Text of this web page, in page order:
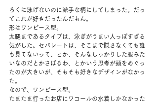
ろくに泳げないのに派手な柄にしてしまった。だっ
てこれが好きだったんだもん。
形はワンピース型。
太腿まであるタイプは、泳ぎがうまい人っぽすぎる
気がした。セパレートは、そこまで隠さなくても誰
も見てないって、とか、そんなしっかりした服みた
いなのだとかさばるわ、とかいう思考が頭をめぐっ
たのが大きいが、そもそも好きなデザインがなかっ
た。
なので、ワンピース型。
たまたま行ったお店にワコールの水着しかなかった